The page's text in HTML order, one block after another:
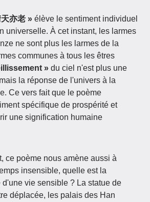
亦老 » élève le sentiment individuel
universelle. À cet instant, les larmes
ne sont plus les larmes de la
communes à tous les êtres
» du ciel n'est plus une
la réponse de l'univers à la
Ce vers fait que le poème
spécifique de prospérité et
une signification humaine
ce poème nous amène aussi à
insensible, quelle est la
vie sensible ? La statue de
déplacée, les palais des Han